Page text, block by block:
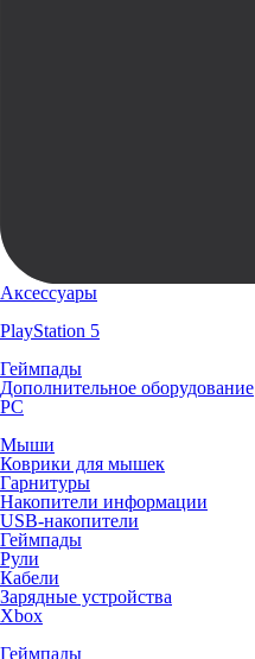
Аксессуары
PlayStation 5
Геймпады
Дополнительное оборудование
PC
Мыши
Коврики для мышек
Гарнитуры
Накопители информации
USB-накопители
Геймпады
Рули
Кабели
Зарядные устройства
Xbox
Геймпады